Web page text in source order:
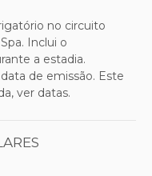
no circuito
Inclui o
a estadia.
de emissão. Este
ver datas.